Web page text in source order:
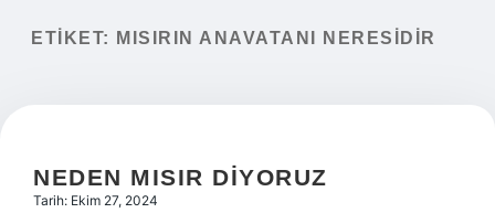
Yasal Uyarı
ETIKET: MISIRIN ANAVATANI NERESIDIR
NEDEN MISIR DIYORUZ
Tarih: Ekim 27, 2024